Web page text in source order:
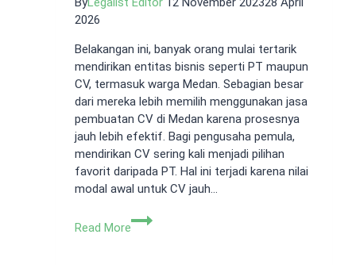
2026
Belakangan ini, banyak orang mulai tertarik
mendirikan entitas bisnis seperti PT maupun
CV, termasuk warga Medan. Sebagian besar
dari mereka lebih memilih menggunakan jasa
pembuatan CV di Medan karena prosesnya
jauh lebih efektif. Bagi pengusaha pemula,
mendirikan CV sering kali menjadi pilihan
favorit daripada PT. Hal ini terjadi karena nilai
modal awal untuk CV jauh…
Read More
5